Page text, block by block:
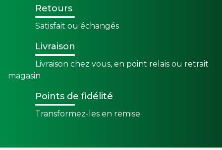
Retours
Satisfait ou échangés
Livraison
Livraison chez vous, en point relais ou retrait
magasin
Points de fidélité
Transformez-les en remise